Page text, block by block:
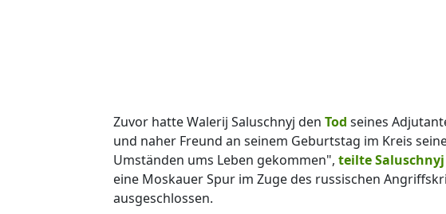
Zuvor hatte Walerij Saluschnyj den Tod seines
und naher Freund an seinem Geburtstag im Kreis
Umständen ums Leben gekommen", teilte
eine Moskauer Spur im Zuge des russischen
ausgeschlossen.